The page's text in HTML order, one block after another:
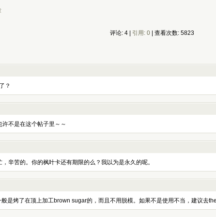
评论: 4 | 引用: 0 | 查看次数: 5823
？
不是在这个帖子里～～
辛苦的。你的枫叶卡还有期限的么？我以为是永久的呢。
是烤了在顶上加工brown sugar的，而且不用脱模。如果不是使用不当，建议去